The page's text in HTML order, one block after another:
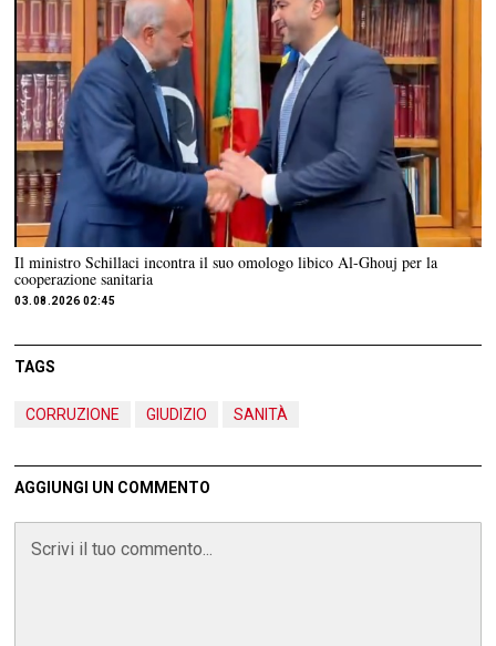
Il ministro Schillaci incontra il suo omologo libico Al-Ghouj per la
cooperazione sanitaria
03.08.2026 02:45
TAGS
CORRUZIONE GIUDIZIO SANITÀ
AGGIUNGI UN COMMENTO